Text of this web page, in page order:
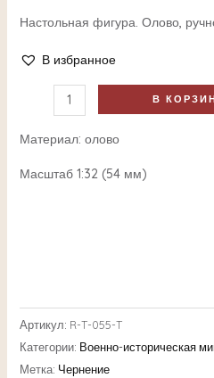
Настольная фигура. Олово,
В избранное
В
Материал: олово
Масштаб 1:32 (54 мм)
Артикул: R-T-055-T
Категории: Военно-историческая
Метка: Чернение